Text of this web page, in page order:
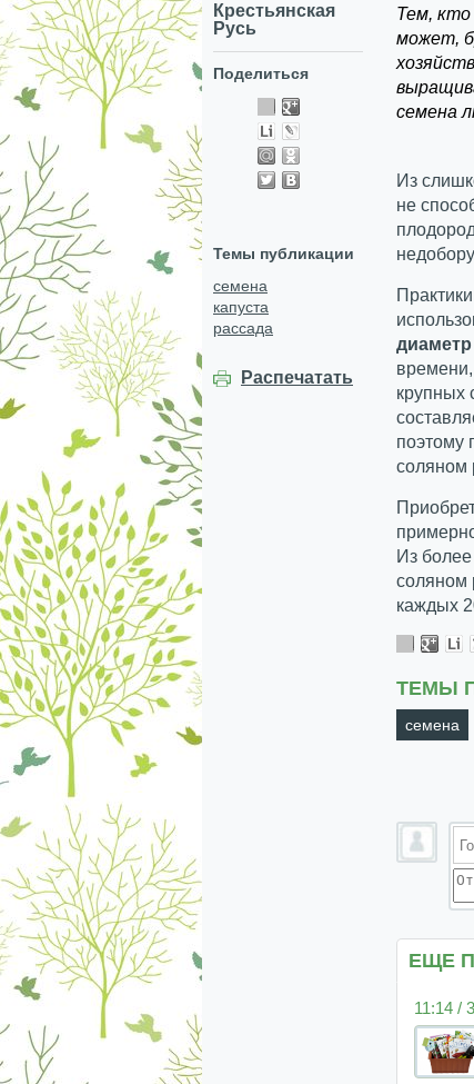
Крестьянская
Русь
Поделиться
Темы публикации
семена
капуста
рассада
Распечатать
Тем, кто
может,
семена
Из
не
крупных
поэтому
соляном
Из
соляном
каждых
ТЕМЫ
семена
ЕЩЕ
11:14 /